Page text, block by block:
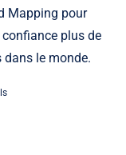
Mapping pour
plus de
le monde.